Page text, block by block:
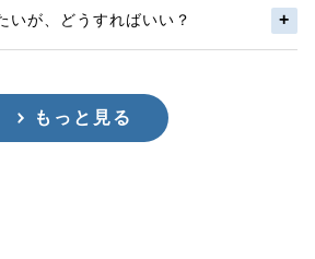
いが、どうすればいい？
もっと見る